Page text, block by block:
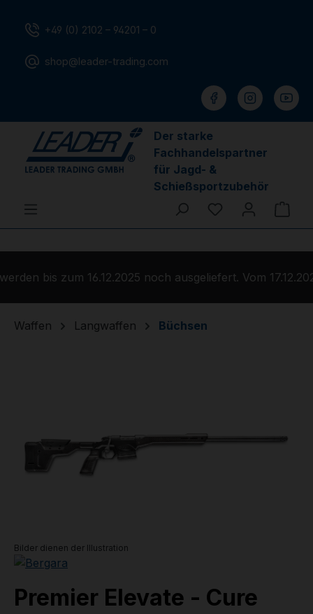
+49 (0) 2102 – 94201 – 0
shop@leader-trading.com
Der starke
Fachhandelspartner
für Jagd- &
Schießsportzubehör
Du hast 0
bis zum 16.12.2025 noch ausgeliefert. Vom
Waffen Langwaffen Büchsen
Bilder dienen der Illustration
Premier Elevate - Cure